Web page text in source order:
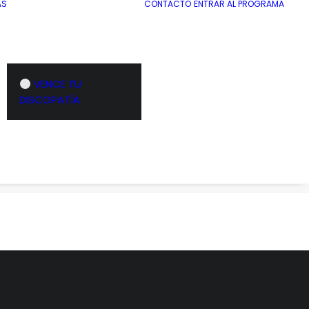
VENCE TU
DISCOPATÍA
CONTACTO ENTRAR AL PROGRAMA
Discal